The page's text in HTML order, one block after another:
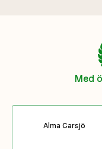
Med
Alma Carsjö